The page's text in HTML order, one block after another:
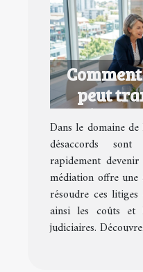
peut
Dans le domaine
désaccords
rapidement
médiation offre
résoudre ces
ainsi les coûts et
judiciaires.